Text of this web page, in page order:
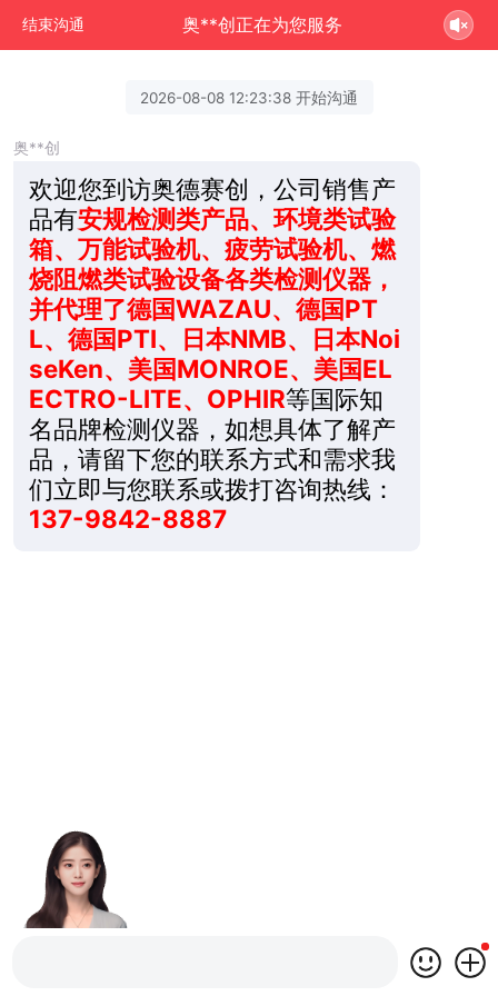
结束沟通 奥**创正在为您服务
2026-08-08 12:23:38 开始沟通
奥**创
欢迎您到访奥德赛创，公司销售产
品有安规检测类产品、环境类试验
箱、万能试验机、疲劳试验机、燃
烧阻燃类试验设备各类检测仪器，
并代理了德国WAZAU、德国PT
L、德国PTI、日本NMB、日本Noi
seKen、美国MONROE、美国EL
ECTRO-LITE、OPHIR等国际知
名品牌检测仪器，如想具体了解产
品，请留下您的联系方式和需求我
们立即与您联系或拨打咨询热线：
137-9842-8887